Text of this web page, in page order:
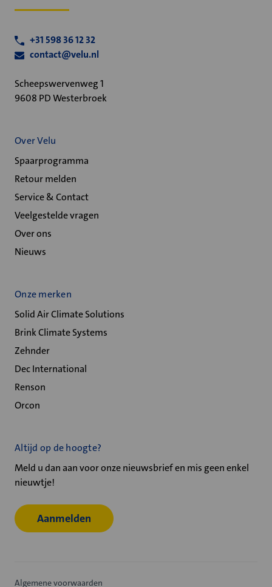
+31 598 36 12 32
contact@velu.nl
Scheepswervenweg 1
9608 PD Westerbroek
Over Velu
Spaarprogramma
Retour melden
Service & Contact
Veelgestelde vragen
Over ons
Nieuws
Onze merken
Solid Air Climate Solutions
Brink Climate Systems
Zehnder
Dec International
Renson
Orcon
Altijd op de hoogte?
Meld u dan aan voor onze nieuwsbrief en mis geen enkel
nieuwtje!
Aanmelden
Algemene voorwaarden